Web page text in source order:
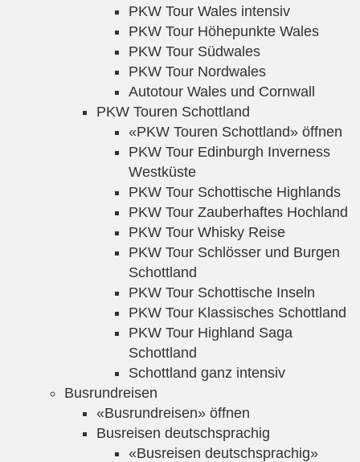
PKW Tour Wales intensiv
PKW Tour Höhepunkte Wales
PKW Tour Südwales
PKW Tour Nordwales
Autotour Wales und Cornwall
PKW Touren Schottland
«PKW Touren Schottland» öffnen
PKW Tour Edinburgh Inverness
Westküste
PKW Tour Schottische Highlands
PKW Tour Zauberhaftes Hochland
PKW Tour Whisky Reise
PKW Tour Schlösser und Burgen
Schottland
PKW Tour Schottische Inseln
PKW Tour Klassisches Schottland
PKW Tour Highland Saga
Schottland
Schottland ganz intensiv
Busrundreisen
«Busrundreisen» öffnen
Busreisen deutschsprachig
«Busreisen deutschsprachig»